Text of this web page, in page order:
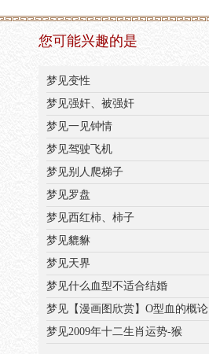
您可能兴趣的是
梦见变性
梦见强奸、被强奸
梦见一见钟情
梦见驾驶飞机
梦见别人爬梯子
梦见罗盘
梦见西红柿、柿子
梦见貔貅
梦见天界
梦见什么血型不适合结婚
梦见【漫画图欣赏】O型血的概论
梦见2009年十二生肖运势-猴